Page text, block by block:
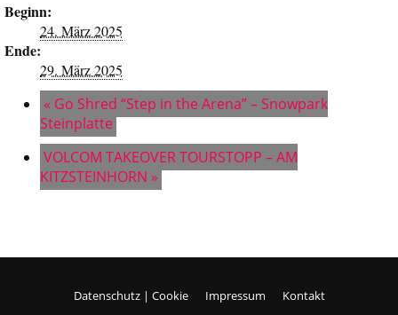
Beginn:
24. März 2025
Ende:
29. März 2025
« Go Shred “Step in the Arena” – Snowpark
Steinplatte
VOLCOM TAKEOVER TOURSTOPP – AM
KITZSTEINHORN »
Datenschutz | Cookie Impressum Kontakt